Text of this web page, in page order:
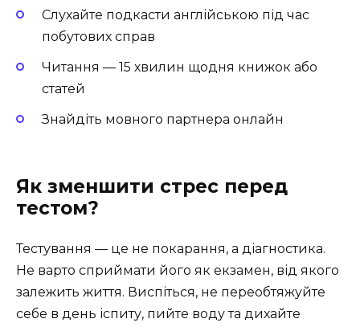
Слухайте подкасти англійською під час
побутових справ
Читання — 15 хвилин щодня книжок або
статей
Знайдіть мовного партнера онлайн
Як зменшити стрес перед
тестом?
Тестування — це не покарання, а діагностика.
Не варто сприймати його як екзамен, від якого
залежить життя. Виспіться, не переобтяжуйте
себе в день іспиту, пийте воду та дихайте